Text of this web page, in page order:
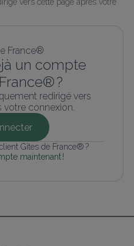
un compte
?
redirigé vers
votre connexion.
Gîtes de France® ?
maintenant !